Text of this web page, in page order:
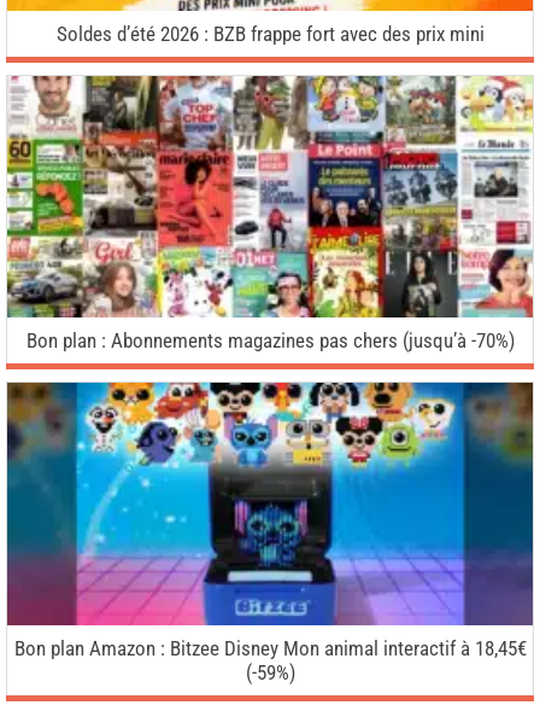
Soldes d’été 2026 : BZB frappe fort avec des prix mini
Bon plan : Abonnements magazines pas chers (jusqu’à -70%)
Bon plan Amazon : Bitzee Disney Mon animal interactif à 18,45€
(-59%)